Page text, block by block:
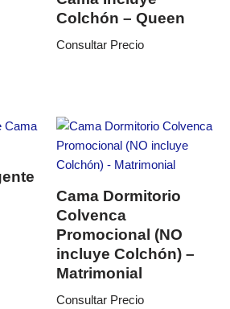
Colchón – Queen
Consultar Precio
Cama Dormitorio
Colvenca
Promocional (NO
incluye Colchón) –
Matrimonial
Consultar Precio